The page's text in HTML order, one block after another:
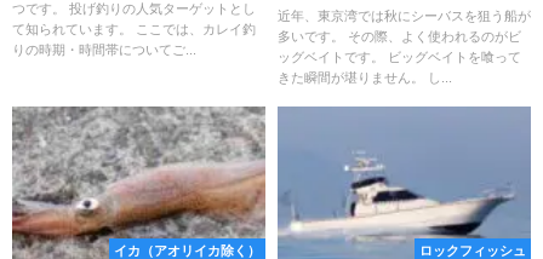
つです。 投げ釣りの人気ターゲットとし
て知られています。 ここでは、カレイ釣
りの時期・時間帯についてご...
て解説
近年、東京湾では秋にシーバスを狙う船が
多いです。 その際、よく使われるのがビ
ッグベイトです。 ビッグベイトを喰って
きた瞬間が堪りません。 し...
イカ（アオリイカ除く） ロックフィッシュ